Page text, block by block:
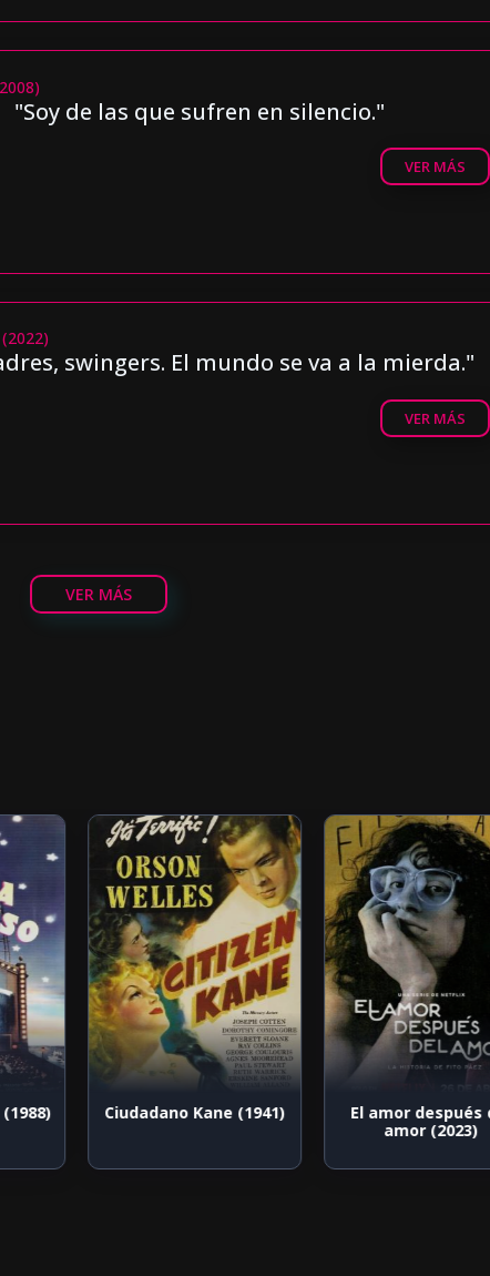
"Soy de las que sufren en silencio."
VER MÁS
swingers. El mundo se va a la mierda."
VER MÁS
VER MÁS
Ciudadano Kane (1941)
El amor después
amor (2023)